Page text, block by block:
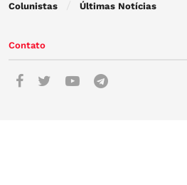
Colunistas Últimas Notícias
Contato